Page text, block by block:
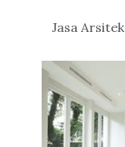
Jasa